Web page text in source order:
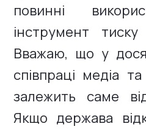
повинні
інструмент
Вважаю, що у
співпраці медіа
залежить саме
Якщо держава